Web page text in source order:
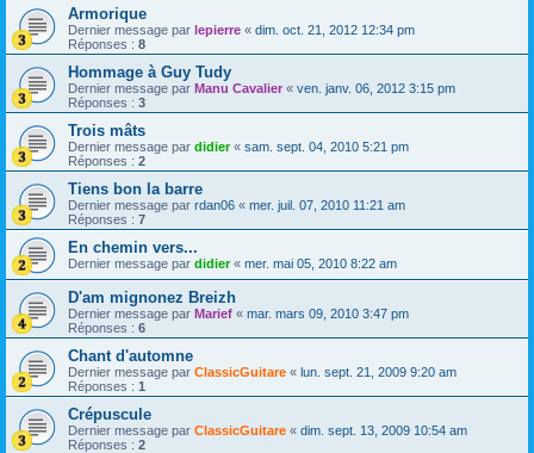
Armorique
Dernier message par lepierre « dim. oct. 21, 2012 12:34 pm
Réponses : 8
Hommage à Guy Tudy
Dernier message par Manu Cavalier « ven. janv. 06, 2012 3:15 pm
Réponses : 3
Trois mâts
Dernier message par didier« sam. sept. 04, 2010 5:21 pm
Réponses : 2
Tiens bon la barre
Dernier message par rdan06 « mer. juil. 07, 2010 11:21 am
Réponses : 7
En chemin vers...
Dernier message par didier« mer. mai 05, 2010 8:22 am
D'am mignonez Breizh
Dernier message par Marief « mar. mars 09, 2010 3:47 pm
Réponses : 6
Chant d'automne
Dernier message par ClassicGuitare « lun. sept. 21, 2009 9:20 am
Réponses : 1
Crépuscule
Dernier message par ClassicGuitare « dim. sept. 13, 2009 10:54 am
Réponses : 2